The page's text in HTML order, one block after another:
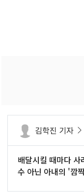
김학진 기자
배달시킬 때마다
수 아닌 아내의 '깜